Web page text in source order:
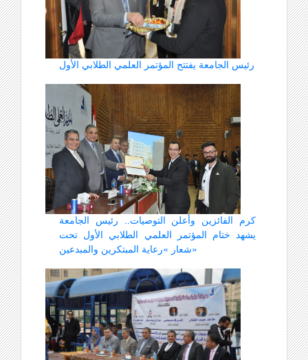
رئيس الجامعة يفتتح المؤتمر العلمي الطلابي الأول
كرم الفائزين وأعلن التوصيات.. رئيس الجامعة
يشهد ختام المؤتمر العلمي الطلابي الأول تحت
شعار «رعاية المبتكرين والمبدعين»